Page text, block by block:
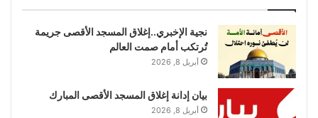
نجية الإخبري..إغلاق المسجد الأقصى جريمة
تُرتكب أمام صمت العالم
أبريل 8, 2026
بيان إدانة إغلاق المسجد الأقصى المبارك
أبريل 8, 2026